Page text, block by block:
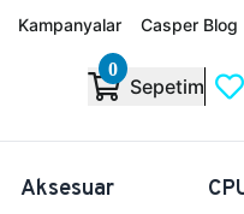
Kampanyalar Casper Blog
0
Sepetim
Aksesuar